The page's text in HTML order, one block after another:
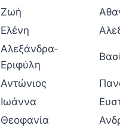
Ζωή
Ελένη
Αλεξάνδρα-
Εριφύλη
Αντώνιος
Ιωάννα
Θεοφανία